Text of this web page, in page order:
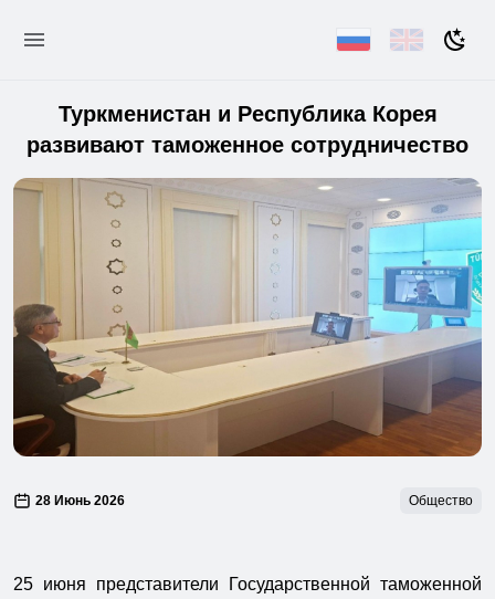
Туркменистан и Республика Корея
развивают таможенное сотрудничество
28 Июнь 2026 Общество
25 июня представители Государственной таможенной